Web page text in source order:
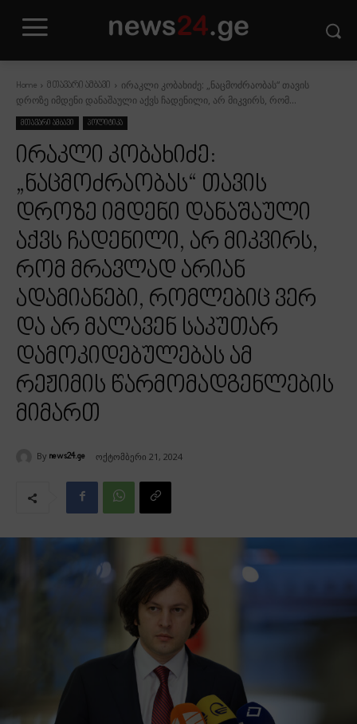
Home მთავარი ამბავი
ირაკლი კობახიძე: „ნაცმოძრაობას“ თავის
დროზე იმდენი დანაშაული აქვს ჩადენილი, არ მიკვირს, რომ...
მთავარი ამბავი პოლიტიკა
ირაკლი კობახიძე:
„ნაცმოძრაობას“ თავის
დროზე იმდენი დანაშაული
აქვს ჩადენილი, არ მიკვირს,
რომ მრავლად არიან
ადამიანები, რომლებიც ვერ
და არ მალავენ საკუთარ
დამოკიდებულებას ამ
რეჟიმის წარმომადგენლების
მიმართ
By news24.ge ოქტომბერი 21, 2024